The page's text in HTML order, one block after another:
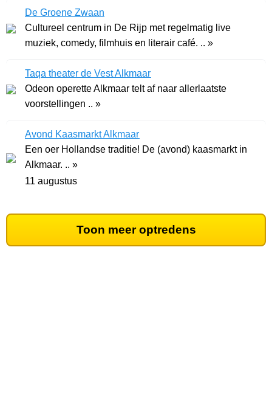
De Groene Zwaan
Cultureel centrum in De Rijp met regelmatig live
muziek, comedy, filmhuis en literair café. .. »
Taqa theater de Vest Alkmaar
Odeon operette Alkmaar telt af naar allerlaatste
voorstellingen .. »
Avond Kaasmarkt Alkmaar
Een oer Hollandse traditie! De (avond) kaasmarkt in
Alkmaar. .. »
11 augustus
Toon meer optredens